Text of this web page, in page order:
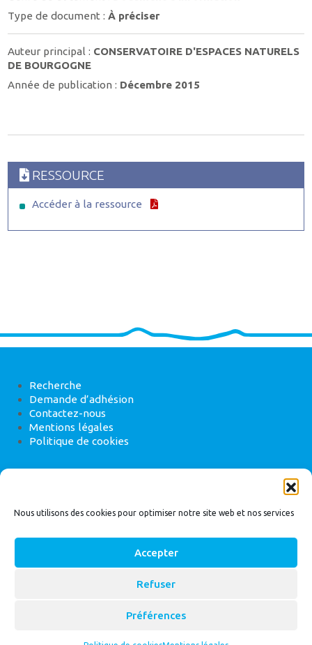
Nous utilisons des cookies pour optimiser notre site web et nos services
Accepter
Refuser
Préférences
Type de document :À préciser
Auteur principal : CONSERVATOIRE D'ESPACES NATURELS
DE BOURGOGNE
Année de publication : Décembre 2015
RESSOURCE
Accéder à la ressource
Recherche
Demande d’adhésion
Contactez-nous
Mentions légales
Politique de cookies